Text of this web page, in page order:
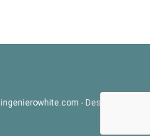
ingenierowhite.com - Desarrollado